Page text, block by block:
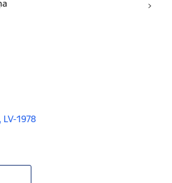
LV-1978